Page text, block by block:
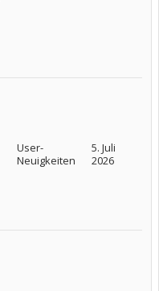
User-
Neuigkeiten
5. Juli
2026